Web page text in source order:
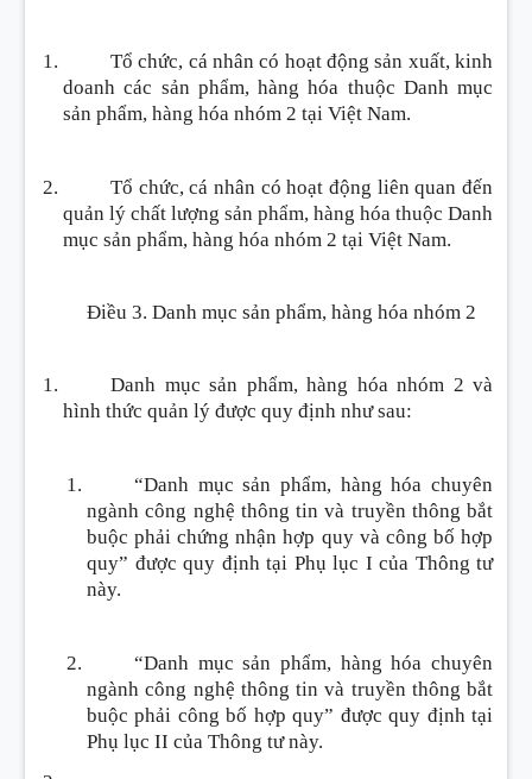
Tổ chức, cá nhân có hoạt động sản xuất, kinh
doanh các sản phẩm, hàng hóa thuộc Danh mục
sản phẩm, hàng hóa nhóm 2 tại Việt Nam.
Tổ chức, cá nhân có hoạt động liên quan đến
quản lý chất lượng sản phẩm, hàng hóa thuộc Danh
mục sản phẩm, hàng hóa nhóm 2 tại Việt Nam.
Điều 3. Danh mục sản phẩm, hàng hóa nhóm 2
Danh mục sản phẩm, hàng hóa nhóm 2 và
hình thức quản lý được quy định như sau:
“Danh mục sản phẩm, hàng hóa chuyên
ngành công nghệ thông tin và truyền thông bắt
buộc phải chứng nhận hợp quy và công bố hợp
quy” được quy định tại Phụ lục I của Thông tư
này.
“Danh mục sản phẩm, hàng hóa chuyên
ngành công nghệ thông tin và truyền thông bắt
buộc phải công bố hợp quy” được quy định tại
Phụ lục II của Thông tư này.